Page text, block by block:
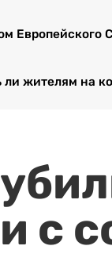
Европейского
ли жителям на
с